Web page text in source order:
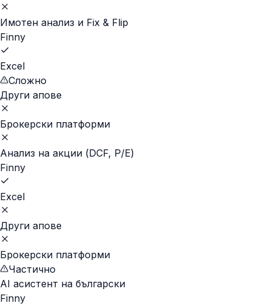
Имотен анализ и Fix & Flip
Finny
Excel
Сложно
Други апове
Брокерски платформи
Анализ на акции (DCF, P/E)
Finny
Excel
Други апове
Брокерски платформи
Частично
AI асистент на български
Finny